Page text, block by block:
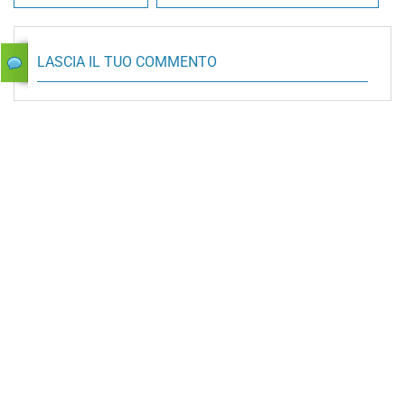
LASCIA IL TUO COMMENTO